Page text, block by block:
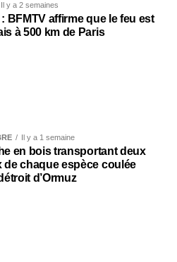
Il y a 2 semaines
BFMTV affirme que le feu est
à 500 km de Paris
Il y a 1 semaine
en bois transportant deux
de chaque espèce coulée
d’Ormuz